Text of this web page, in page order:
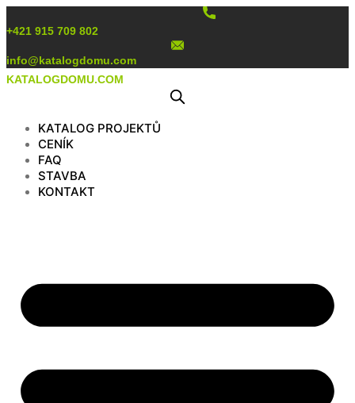
obsah
+421 915 709 802
info@katalogdomu.com
KATALOGDOMU.COM
KATALOG PROJEKTŮ
CENÍK
FAQ
STAVBA
KONTAKT